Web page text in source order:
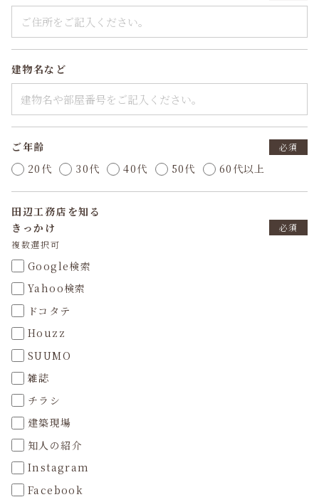
建物名など
ご年齢 必須
20代 30代 40代 50代 60代以上
田辺工務店を知る
きっかけ
複数選択可
必須
Google検索
Yahoo検索
ドコタテ
Houzz
SUUMO
雑誌
チラシ
建築現場
知人の紹介
Instagram
Facebook